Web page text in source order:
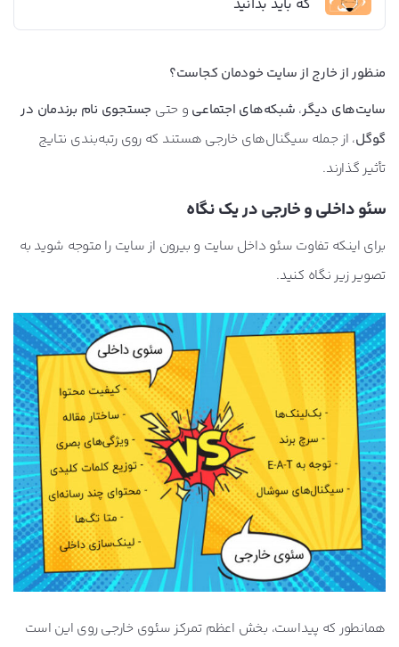
که باید بدانید
منظور از خارج از سایت خودمان کجاست؟
سایت‌های دیگر، شبکه‌های اجتماعی و حتی جستجوی نام برندمان در
گوگل، از جمله سیگنال‌های خارجی هستند که روی رتبه‌بندی نتایج
تأثیر گذارند.
سئو داخلی و خارجی در یک نگاه
برای اینکه تفاوت سئو داخل سایت و بیرون از سایت را متوجه شوید به
تصویر زیر نگاه کنید.
همانطور که پیداست، بخش اعظم تمرکز سئوی خارجی روی این است